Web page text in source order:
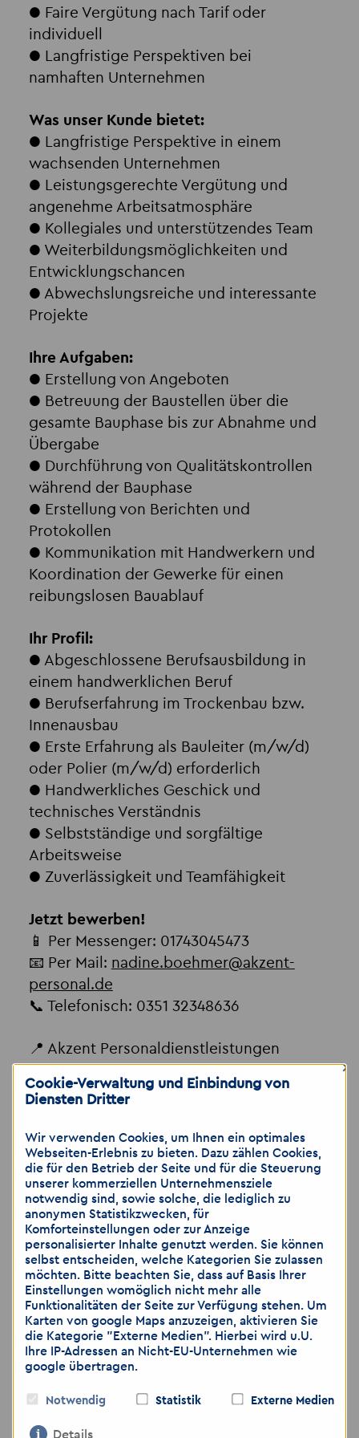
● Faire Vergütung nach Tarif oder
individuell
● Langfristige Perspektiven bei
namhaften Unternehmen
Was unser Kunde bietet:
● Langfristige Perspektive in einem
wachsenden Unternehmen
● Leistungsgerechte Vergütung und
angenehme Arbeitsatmosphäre
● Kollegiales und unterstützendes Team
● Weiterbildungsmöglichkeiten und
Entwicklungschancen
● Abwechslungsreiche und interessante
Projekte
Ihre Aufgaben:
● Erstellung von Angeboten
● Betreuung der Baustellen über die
gesamte Bauphase bis zur Abnahme und
Übergabe
● Durchführung von Qualitätskontrollen
während der Bauphase
● Erstellung von Berichten und
Protokollen
● Kommunikation mit Handwerkern und
Koordination der Gewerke für einen
reibungslosen Bauablauf
Ihr Profil:
● Abgeschlossene Berufsausbildung in
einem handwerklichen Beruf
● Berufserfahrung im Trockenbau bzw.
Innenausbau
● Erste Erfahrung als Bauleiter (m/w/d)
oder Polier (m/w/d) erforderlich
● Handwerkliches Geschick und
technisches Verständnis
● Selbstständige und sorgfältige
Arbeitsweise
● Zuverlässigkeit und Teamfähigkeit
Jetzt bewerben!
📱 Per Messenger: 01743045473
📧 Per Mail: nadine.boehmer@akzent-
personal.de
📞 Telefonisch: 0351 32348636
📍 Akzent Personaldienstleistungen
📍 Ihre Ansprechpartnerin: Nadine Böhmer
🌐www.akzent-personal.de
Wir freuen uns auf Ihre Bewerbung und
darauf, Sie in ein neues berufliches
Abenteuer zu begleiten!
Kontaktdaten für Stellenanzeige
Akzent Personaldienstleistungen GmbH
Nadine Böhmer
Schwepnitzer Straße 2
Cookie-Verwaltung und Einbindung von
Diensten Dritter
×
Wir verwenden Cookies, um Ihnen ein optimales
Webseiten-Erlebnis zu bieten. Dazu zählen Cookies,
die für den Betrieb der Seite und für die Steuerung
unserer kommerziellen Unternehmensziele
notwendig sind, sowie solche, die lediglich zu
anonymen Statistikzwecken, für
Komforteinstellungen oder zur Anzeige
personalisierter Inhalte genutzt werden. Sie können
selbst entscheiden, welche Kategorien Sie zulassen
möchten. Bitte beachten Sie, dass auf Basis Ihrer
Einstellungen womöglich nicht mehr alle
Funktionalitäten der Seite zur Verfügung stehen. Um
Karten von google Maps anzuzeigen, aktivieren Sie
die Kategorie "Externe Medien". Hierbei wird u.U.
Ihre IP-Adressen an Nicht-EU-Unternehmen wie
google übertragen.
Notwendig Statistik Externe Medien
Details